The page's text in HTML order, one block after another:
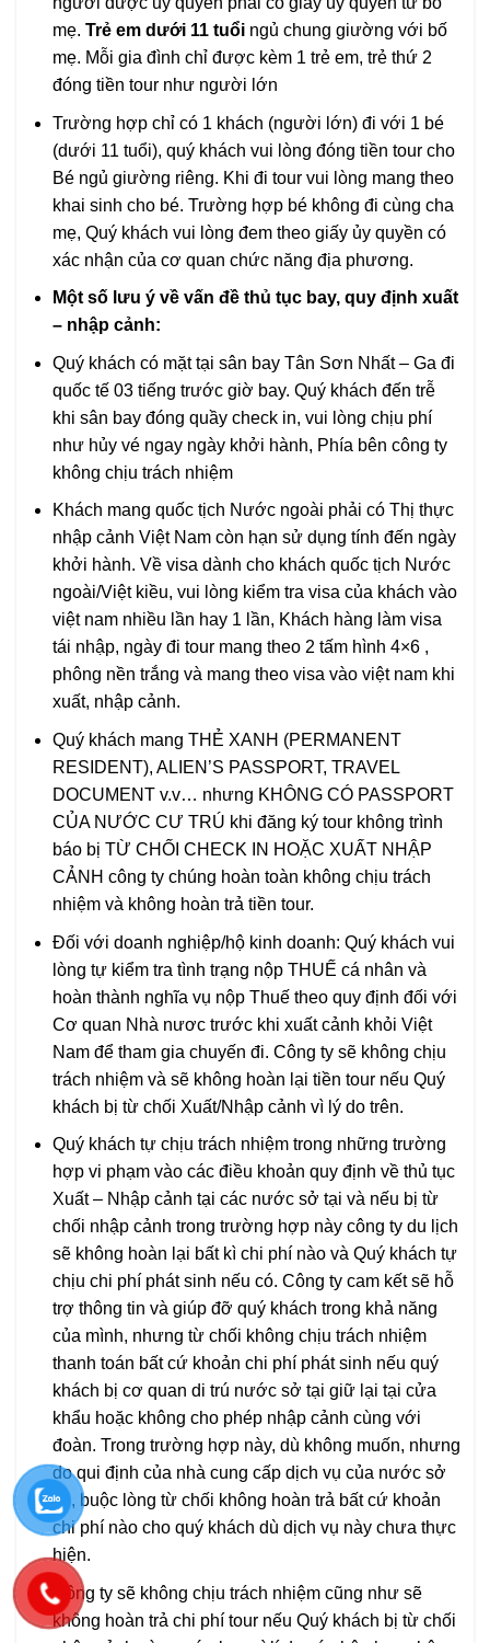
mẹ. Trẻ em dưới 11 tuổingủ chung giường với bố
mẹ. Mỗi gia đình chỉ được kèm 1 trẻ em, trẻ thứ 2
đóng tiền tour như người lớn
Trường hợp chỉ có 1 khách (người lớn) đi với 1 bé
(dưới 11 tuổi), quý khách vui lòng đóng tiền tour cho
Bé ngủ giường riêng. Khi đi tour vui lòng mang theo
khai sinh cho bé. Trường hợp bé không đi cùng cha
mẹ, Quý khách vui lòng đem theo giấy ủy quyền có
xác nhận của cơ quan chức năng địa phương.
Một số lưu ý về vấn đề thủ tục bay, quy định xuất
– nhập cảnh:
Quý khách có mặt tại sân bay Tân Sơn Nhất – Ga đi
quốc tế 03 tiếng trước giờ bay. Quý khách đến trễ
khi sân bay đóng quầy check in, vui lòng chịu phí
như hủy vé ngay ngày khởi hành, Phía bên công ty
không chịu trách nhiệm
Khách mang quốc tịch Nước ngoài phải có Thị thực
nhập cảnh Việt Nam còn hạn sử dụng tính đến ngày
khởi hành. Về visa dành cho khách quốc tịch Nước
ngoài/Việt kiều, vui lòng kiểm tra visa của khách vào
việt nam nhiều lần hay 1 lần, Khách hàng làm visa
tái nhập, ngày đi tour mang theo 2 tấm hình 4×6 ,
phông nền trắng và mang theo visa vào việt nam khi
xuất, nhập cảnh.
Quý khách mang THẺ XANH (PERMANENT
RESIDENT), ALIEN’S PASSPORT, TRAVEL
DOCUMENT v.v… nhưng KHÔNG CÓ PASSPORT
CỦA NƯỚC CƯ TRÚ khi đăng ký tour không trình
báo bị TỪ CHỐI CHECK IN HOẶC XUẤT NHẬP
CẢNH công ty chúng hoàn toàn không chịu trách
nhiệm và không hoàn trả tiền tour.
Đối với doanh nghiệp/hộ kinh doanh: Quý khách vui
lòng tự kiểm tra tình trạng nộp THUẾ cá nhân và
hoàn thành nghĩa vụ nộp Thuế theo quy định đối với
Cơ quan Nhà nươc trước khi xuất cảnh khỏi Việt
Nam để tham gia chuyến đi. Công ty sẽ không chịu
trách nhiệm và sẽ không hoàn lại tiền tour nếu Quý
khách bị từ chối Xuất/Nhập cảnh vì lý do trên.
Quý khách tự chịu trách nhiệm trong những trường
hợp vi phạm vào các điều khoản quy định về thủ tục
Xuất – Nhập cảnh tại các nước sở tại và nếu bị từ
chối nhập cảnh trong trường hợp này công ty du lịch
sẽ không hoàn lại bất kì chi phí nào và Quý khách tự
chịu chi phí phát sinh nếu có. Công ty cam kết sẽ hỗ
trợ thông tin và giúp đỡ quý khách trong khả năng
của mình, nhưng từ chối không chịu trách nhiệm
thanh toán bất cứ khoản chi phí phát sinh nếu quý
khách bị cơ quan di trú nước sở tại giữ lại tại cửa
khẩu hoặc không cho phép nhập cảnh cùng với
đoàn. Trong trường hợp này, dù không muốn, nhưng
do qui định của nhà cung cấp dịch vụ của nước sở
tại, buộc lòng từ chối không hoàn trả bất cứ khoản
chi phí nào cho quý khách dù dịch vụ này chưa thực
hiện.
Công ty sẽ không chịu trách nhiệm cũng như sẽ
không hoàn trả chi phí tour nếu Quý khách bị từ chối